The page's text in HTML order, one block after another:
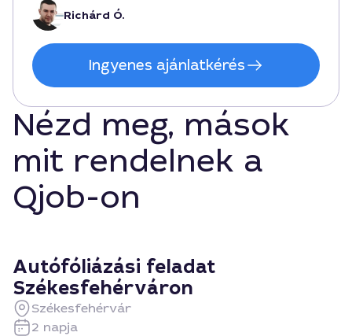
Richárd Ó.
Ingyenes ajánlatkérés
Nézd meg, mások
mit rendelnek a
Qjob-on
Autófóliázási feladat
Székesfehérváron
Székesfehérvár
2 napja